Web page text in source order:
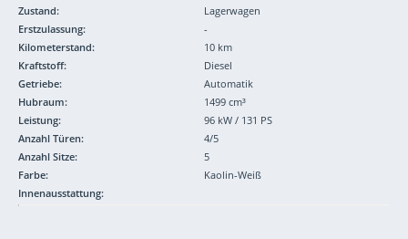
Zustand:
Lagerwagen
Erstzulassung:
-
Kilometerstand:
10 km
Kraftstoff:
Diesel
Getriebe:
Automatik
Hubraum:
1499 cm³
Leistung:
96 kW / 131 PS
Anzahl Türen:
4/5
Anzahl Sitze:
5
Farbe:
Kaolin-Weiß
Innenausstattung: